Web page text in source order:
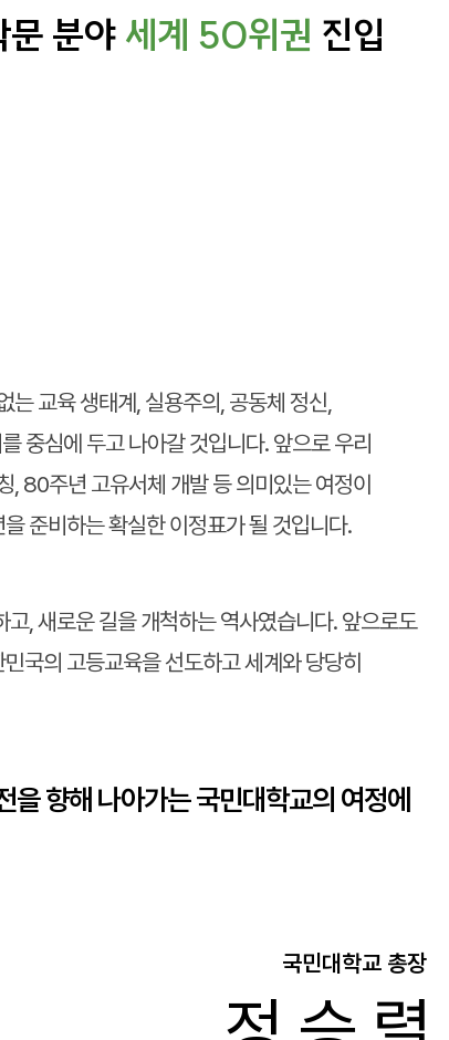
운 규칙을 만들고, 한계를 넘어
분야 세계 50위권 진입
는 교육 생태계, 실용주의, 공동체 정신,
중심에 두고 나아갈 것입니다. 앞으로 우리
, 80주년 고유서체 개발 등 의미있는 여정이
준비하는 확실한 이정표가 될 것입니다.
, 새로운 길을 개척하는 역사였습니다. 앞으로도
국의 고등교육을 선도하고 세계와 당당히
향해 나아가는 국민대학교의 여정에
국민대학교 총장